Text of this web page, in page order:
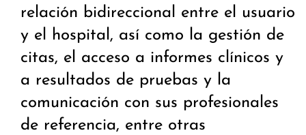
relación bidireccional entre el usuario
y el hospital, así como la gestión de
citas, el acceso a informes clínicos y
a resultados de pruebas y la
comunicación con sus profesionales
de referencia, entre otras